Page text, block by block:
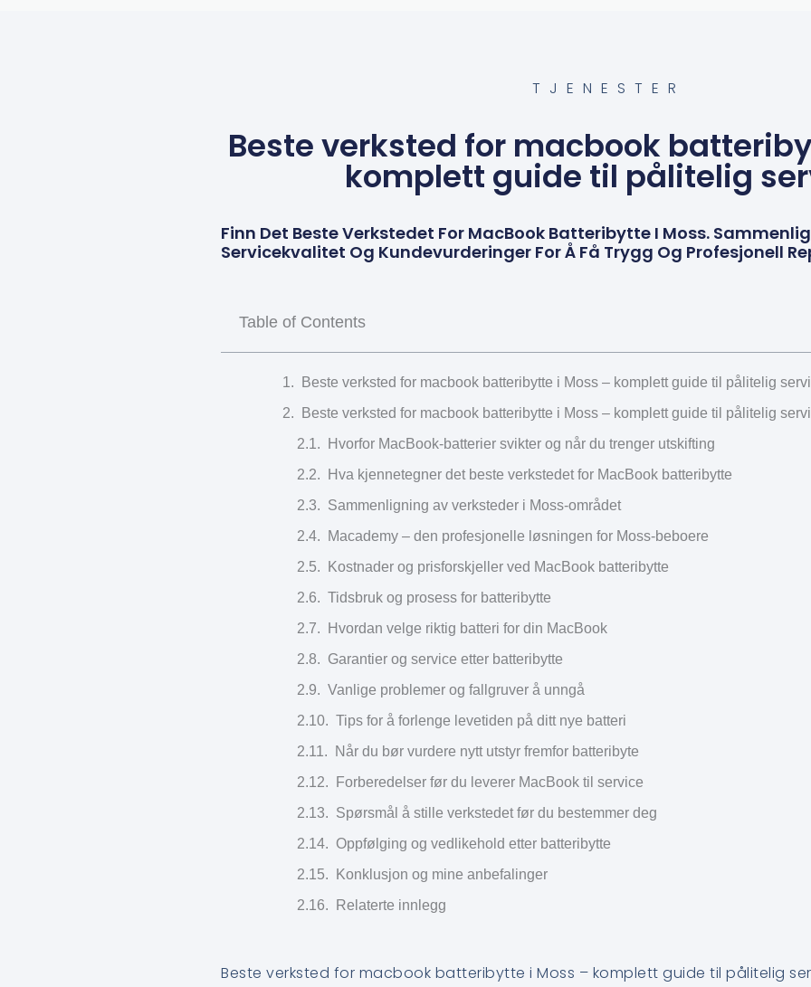
TJENESTER
Beste verksted for macbook
komplett guide til pålitelig
Finn Det Beste Verkstedet For MacBook Batteribytte I Moss.
Servicekvalitet Og Kundevurderinger For Å Få Trygg Og Profesjonell
Table of Contents
Beste verksted for macbook batteribytte i Moss – komplett guide til pålitelig
Beste verksted for macbook batteribytte i Moss – komplett guide til pålitelig
Hvorfor MacBook-batterier svikter og når du trenger utskifting
Hva kjennetegner det beste verkstedet for MacBook batteribytte
Sammenligning av verksteder i Moss-området
Macademy – den profesjonelle løsningen for Moss-beboere
Kostnader og prisforskjeller ved MacBook batteribytte
Tidsbruk og prosess for batteribytte
Hvordan velge riktig batteri for din MacBook
Garantier og service etter batteribytte
Vanlige problemer og fallgruver å unngå
Tips for å forlenge levetiden på ditt nye batteri
Når du bør vurdere nytt utstyr fremfor batteribyte
Forberedelser før du leverer MacBook til service
Spørsmål å stille verkstedet før du bestemmer deg
Oppfølging og vedlikehold etter batteribytte
Konklusjon og mine anbefalinger
Relaterte innlegg
Beste verksted for macbook batteribytte i Moss – komplett guide til pålitelig